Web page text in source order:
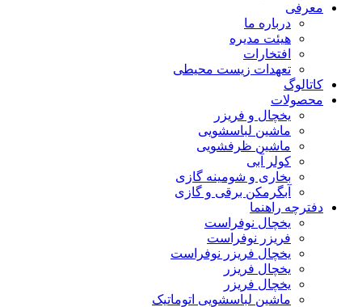
معرفی
درباره ما
هیئت مدیره
افتخارات
تعهدات زیست محیطی
کاتالوگ
محصولات
یخچال و فریزر
ماشین لباسشویی
ماشین ظرفشویی
کولر آبی
بخاری و شومینه گازی
آبگرمکن برقی و گازی
دفترچه راهنما
یخچال نوفراست
فریزر نوفراست
یخچال فریزر نوفراست
یخچال فریزر
یخچال فریزر
ماشین لباسشویی اتوماتیک